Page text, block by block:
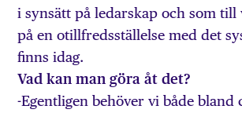
i synsätt på ledarskap och som till
på en otillfredsställelse med det
finns idag.
Vad kan man göra åt det?
-Egentligen behöver vi både bland